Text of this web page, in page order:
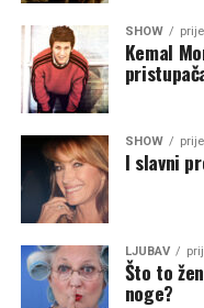
SHOW
Kemal
SHOW
I slavni
LJUBAV
Što to
noge?